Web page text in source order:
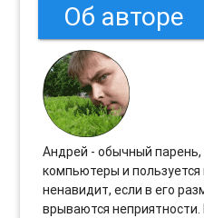
Об авторе
Андрей - обычный
компьютеры и
ненавидит, если в его
врываются